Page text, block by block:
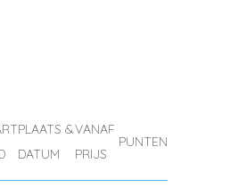
PLAATS &
DATUM
VANAF
PRIJS
PUNTEN